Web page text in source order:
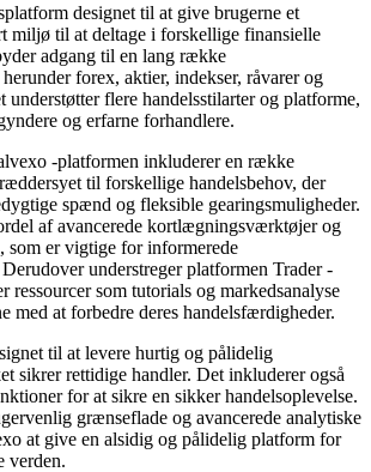
designet til at give brugerne et
miljø til at deltage i forskellige finansielle
adgang til en lang række
forex, aktier, indekser, råvarer og
understøtter flere handelsstilarter og platforme,
og erfarne forhandlere.
-platformen inkluderer en række
til forskellige handelsbehov, der
spænd og fleksible gearingsmuligheder.
af avancerede kortlægningsværktøjer og
som er vigtige for informerede
understreger platformen Trader -
ressourcer som tutorials og markedsanalyse
med at forbedre deres handelsfærdigheder.
til at levere hurtig og pålidelig
sikrer rettidige handler. Det inkluderer også
for at sikre en sikker handelsoplevelse.
grænseflade og avancerede analytiske
at give en alsidig og pålidelig platform for
verden.